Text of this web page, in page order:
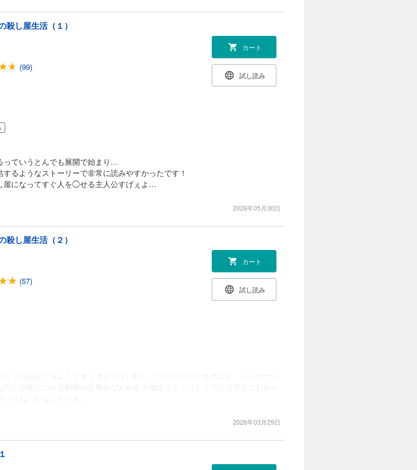
殺し屋生活（１）
(99)
カート
試し読み
っていうとんでも展開で始まり…
るようなストーリーで非常に読みやすかったです！
屋になってすぐ人を◯せる主人公すげぇよ…
2026年05月30日
殺し屋生活（２）
(57)
カート
試し読み
2026年03月29日